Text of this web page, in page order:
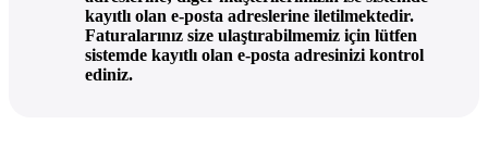
kayıtlı olan e-posta adreslerine iletilmektedir.
Faturalarınız size ulaştırabilmemiz için lütfen
sistemde kayıtlı olan e-posta adresinizi kontrol
ediniz.